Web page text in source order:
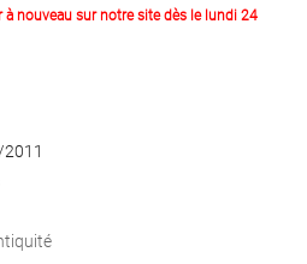
nouveau sur notre site dès le lundi 24